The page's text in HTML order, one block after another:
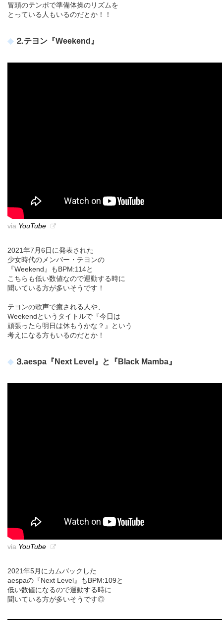
冒頭のテンポで準備体操のリズムを
とっている人もいるのだとか！！
⒉テヨン『Weekend』
via YouTube
2021年7月6日に発表された
少女時代のメンバー・テヨンの
『Weekend』もBPM:114と
こちらも低い数値なので運動する時に
聞いている方が多いそうです！
テヨンの歌声で癒される人や、
Weekendというタイトルで『今日は
頑張ったら明日は休もうかな？』という
考えになる方もいるのだとか！
⒊aespa『Next Level』と『Black Mamba』
via YouTube
2021年5月にカムバックした
aespaの『Next Level』もBPM:109と
低い数値になるので運動する時に
聞いている方が多いそうです◎